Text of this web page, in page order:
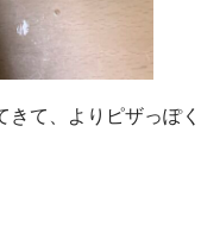
て、よりピザっぽく